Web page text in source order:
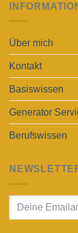
Über mich
Kontakt
Basiswissen
Generator
Berufswissen